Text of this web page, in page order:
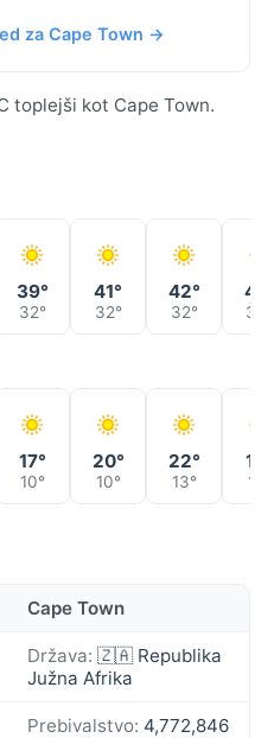
za Cape Town →
toplejši kot Cape Town.
39°
32°
41°
32°
42°
32° 33°
17°
10°
20°
10°
22°
13°
19°
14°
Cape Town
Država: 🇿🇦 Republika
Južna Afrika
Prebivalstvo: 4,772,846